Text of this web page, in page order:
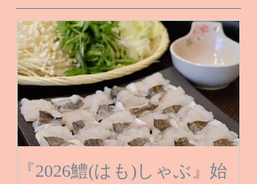
『2026鱧(はも)しゃぶ』始